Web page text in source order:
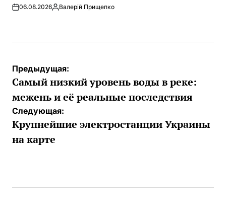
06.08.2026Запись
Валерій Прищепко
Навигация
по
записям
Предыдущая:
Самый низкий уровень воды в реке:
межень и её реальные последствия
Следующая:
Крупнейшие электростанции Украины
на карте